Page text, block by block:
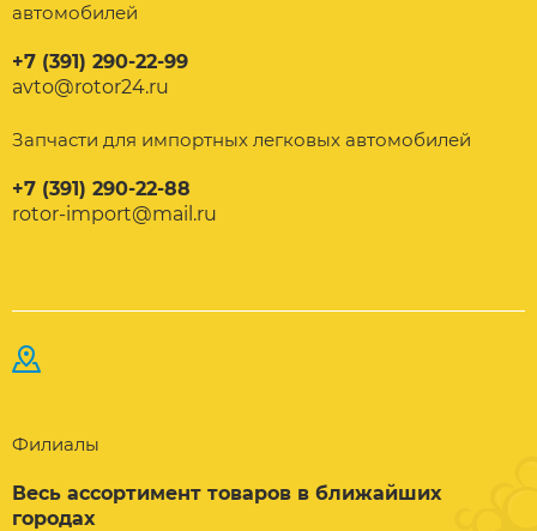
автомобилей
+7 (391) 290-22-99
avto@rotor24.ru
Запчасти для импортных легковых автомобилей
+7 (391) 290-22-88
rotor-import@mail.ru
Филиалы
Весь ассортимент товаров в ближайших
городах